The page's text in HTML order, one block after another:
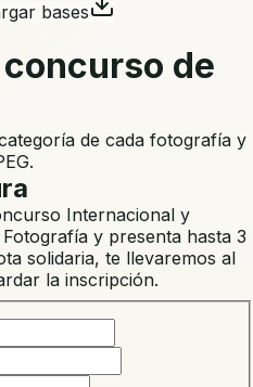
bases
de
de cada fotografía y
Internacional y
y presenta hasta 3
solidaria, te llevaremos al
la inscripción.